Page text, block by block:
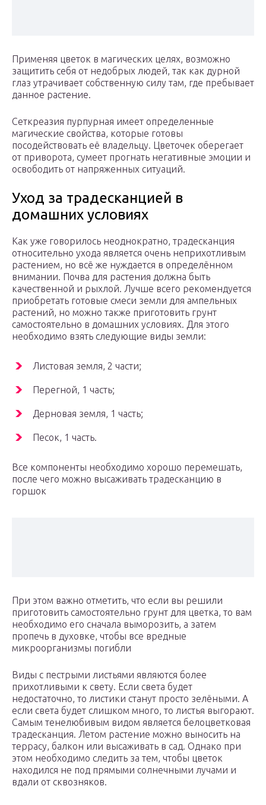
Применяя цветок в магических целях, возможно
защитить себя от недобрых людей, так как дурной
глаз утрачивает собственную силу там, где пребывает
данное растение.
Сеткреазия пурпурная имеет определенные
магические свойства, которые готовы
посодействовать её владельцу. Цветочек оберегает
от приворота, сумеет прогнать негативные эмоции и
освободить от напряженных ситуаций.
Уход за традесканцией в
домашних условиях
Как уже говорилось неоднократно, традесканция
относительно ухода является очень неприхотливым
растением, но всё же нуждается в определённом
внимании. Почва для растения должна быть
качественной и рыхлой. Лучше всего рекомендуется
приобретать готовые смеси земли для ампельных
растений, но можно также приготовить грунт
самостоятельно в домашних условиях. Для этого
необходимо взять следующие виды земли:
Листовая земля, 2 части;
Перегной, 1 часть;
Дерновая земля, 1 часть;
Песок, 1 часть.
Все компоненты необходимо хорошо перемешать,
после чего можно высаживать традесканцию в
горшок
При этом важно отметить, что если вы решили
приготовить самостоятельно грунт для цветка, то вам
необходимо его сначала выморозить, а затем
пропечь в духовке, чтобы все вредные
микроорганизмы погибли
Виды с пестрыми листьями являются более
прихотливыми к свету. Если света будет
недостаточно, то листики станут просто зелёными. А
если света будет слишком много, то листья выгорают.
Самым тенелюбивым видом является белоцветковая
традесканция. Летом растение можно выносить на
террасу, балкон или высаживать в сад. Однако при
этом необходимо следить за тем, чтобы цветок
находился не под прямыми солнечными лучами и
вдали от сквозняков.